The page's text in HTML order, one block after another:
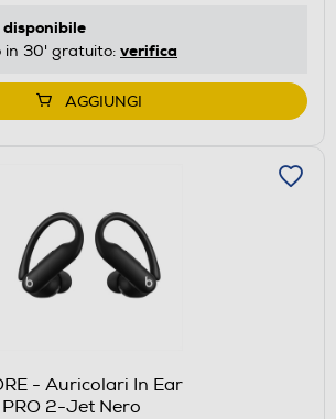
disponibile
in 30' gratuito: verifica
AGGIUNGI
- Auricolari In Ear
PRO 2-Jet Nero